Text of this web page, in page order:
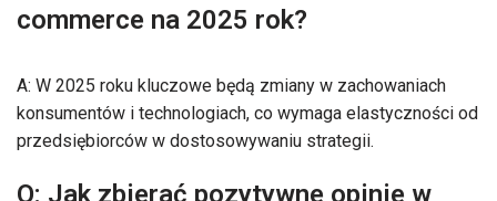
commerce na 2025 rok?
A: W 2025 roku kluczowe będą zmiany w zachowaniach
konsumentów i technologiach, co wymaga elastyczności od
przedsiębiorców w dostosowywaniu strategii.
Q: Jak zbierać pozytywne opinie w